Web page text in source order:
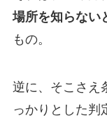
場所を知らない
もの。
逆に、そこさえ
っかりとした判